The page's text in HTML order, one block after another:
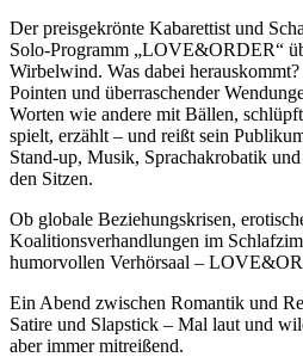
Der preisgekrönte Kabarettist und
Solo-Programm „LOVE&ORDER“
Wirbelwind. Was dabei
Pointen und überraschender
Worten wie andere mit Bällen,
spielt, erzählt – und reißt sein
Stand-up, Musik, Sprachakrobatik
den Sitzen.
Ob globale Beziehungskrisen,
Koalitionsverhandlungen im
humorvollen Verhörsaal –
Ein Abend zwischen Romantik und
Satire und Slapstick – Mal laut und
aber immer mitreißend.